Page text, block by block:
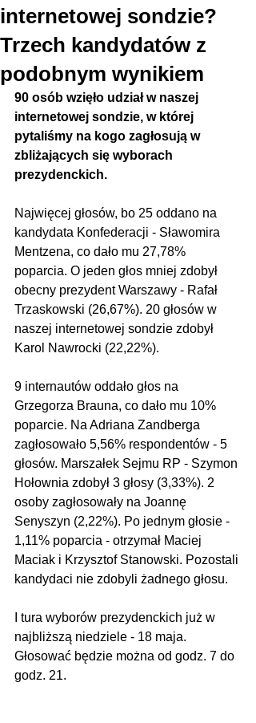
internetowej sondzie?
Trzech kandydatów z
podobnym wynikiem
90 osób wzięło udział w naszej
internetowej sondzie, w której
pytaliśmy na kogo zagłosują w
zbliżających się wyborach
prezydenckich.
Najwięcej głosów, bo 25 oddano na
kandydata Konfederacji - Sławomira
Mentzena, co dało mu 27,78%
poparcia. O jeden głos mniej zdobył
obecny prezydent Warszawy - Rafał
Trzaskowski (26,67%). 20 głosów w
naszej internetowej sondzie zdobył
Karol Nawrocki (22,22%).
9 internautów oddało głos na
Grzegorza Brauna, co dało mu 10%
poparcie. Na Adriana Zandberga
zagłosowało 5,56% respondentów - 5
głosów. Marszałek Sejmu RP - Szymon
Hołownia zdobył 3 głosy (3,33%). 2
osoby zagłosowały na Joannę
Senyszyn (2,22%). Po jednym głosie -
1,11% poparcia - otrzymał Maciej
Maciak i Krzysztof Stanowski. Pozostali
kandydaci nie zdobyli żadnego głosu.
I tura wyborów prezydenckich już w
najbliższą niedziele - 18 maja.
Głosować będzie można od godz. 7 do
godz. 21.